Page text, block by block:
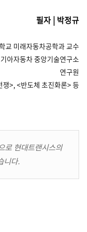
필자 | 박정규
교 미래자동차공학과 교수
아자동차 중앙기술연구소
연구원
>, <반도체 초진화론> 등
로 현대트랜시스의
니다.